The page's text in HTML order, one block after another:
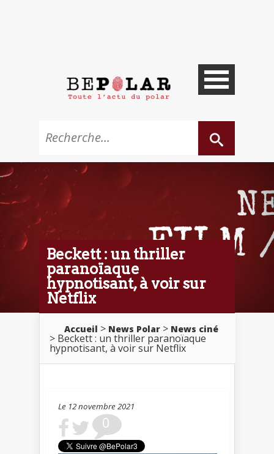
Beckett : un thriller
paranoïaque
hypnotisant, à voir sur
Netflix
Accueil > News Polar > News ciné
> Beckett : un thriller paranoïaque
hypnotisant, à voir sur Netflix
Le 12 novembre 2021
0